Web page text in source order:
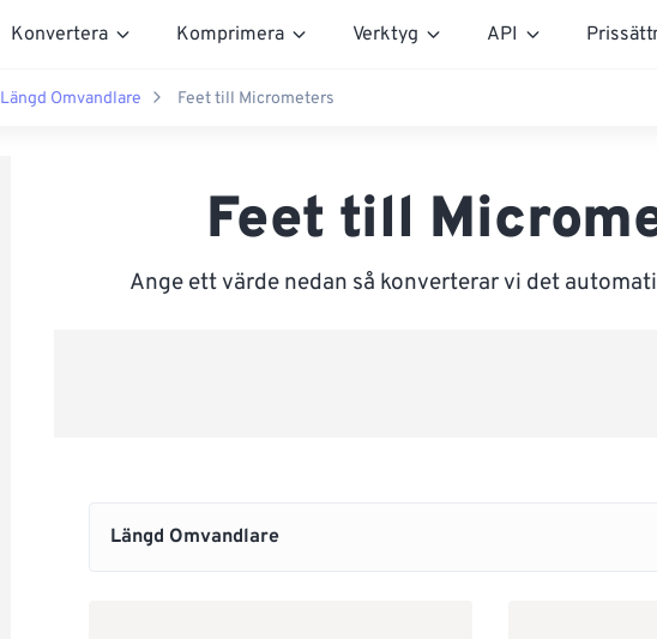
Konvertera Komprimera Verktyg API
Längd Omvandlare Feet till Micrometers
Feet till
Ange ett värde nedan så konverterar vi det